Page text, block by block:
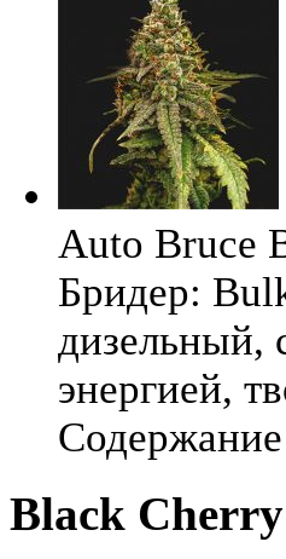
Auto Bruce
Бридер:
дизельный,
энергией,
Black